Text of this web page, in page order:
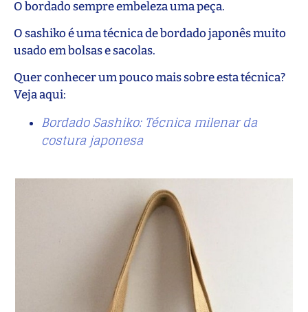
O bordado sempre embeleza uma peça.
O sashiko é uma técnica de bordado japonês muito
usado em bolsas e sacolas.
Quer conhecer um pouco mais sobre esta técnica?
Veja aqui:
Bordado Sashiko: Técnica milenar da
costura japonesa